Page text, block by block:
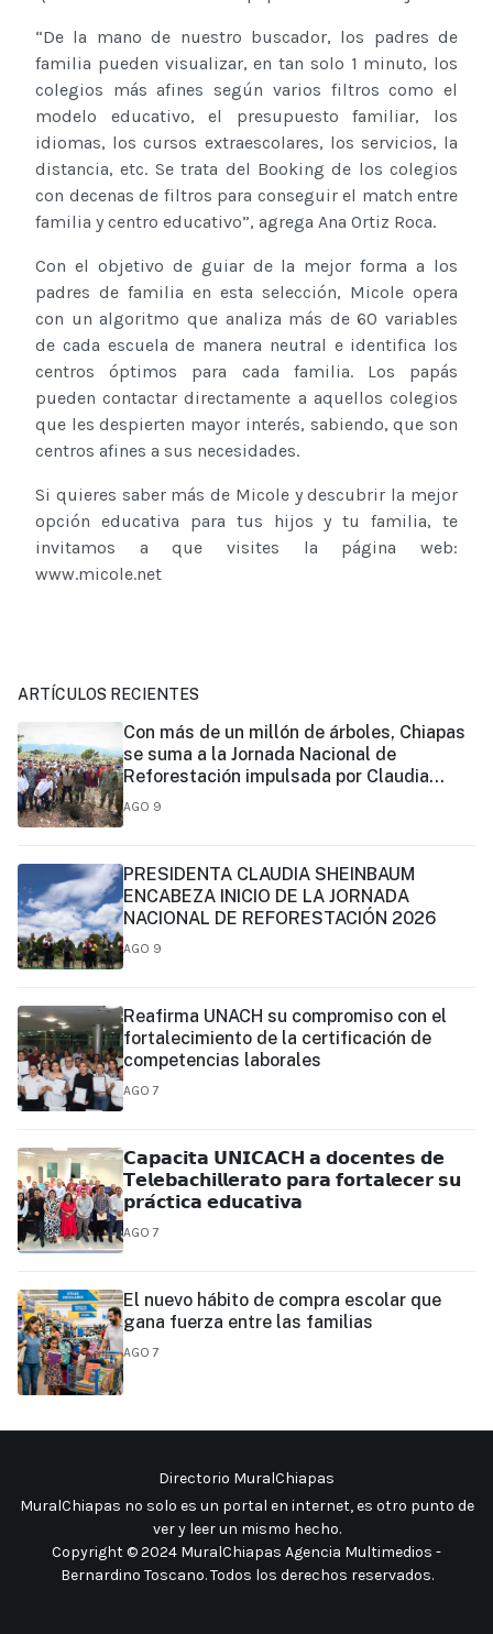
“De la mano de nuestro buscador, los padres de
familia pueden visualizar, en tan solo 1 minuto, los
colegios más afines según varios filtros como el
modelo educativo, el presupuesto familiar, los
idiomas, los cursos extraescolares, los servicios, la
distancia, etc. Se trata del Booking de los colegios
con decenas de filtros para conseguir el match entre
familia y centro educativo”, agrega Ana Ortiz Roca.
Con el objetivo de guiar de la mejor forma a los
padres de familia en esta selección, Micole opera
con un algoritmo que analiza más de 60 variables
de cada escuela de manera neutral e identifica los
centros óptimos para cada familia. Los papás
pueden contactar directamente a aquellos colegios
que les despierten mayor interés, sabiendo, que son
centros afines a sus necesidades.
Si quieres saber más de Micole y descubrir la mejor
opción educativa para tus hijos y tu familia, te
invitamos a que visites la página web:
www.micole.net
ARTÍCULOS RECIENTES
Con más de un millón de árboles, Chiapas
se suma a la Jornada Nacional de
Reforestación impulsada por Claudia
Sheinbaum
AGO 9
PRESIDENTA CLAUDIA SHEINBAUM
ENCABEZA INICIO DE LA JORNADA
NACIONAL DE REFORESTACIÓN 2026
AGO 9
Reafirma UNACH su compromiso con el
fortalecimiento de la certificación de
competencias laborales
AGO 7
𝗖𝗮𝗽𝗮𝗰𝗶𝘁𝗮 𝗨𝗡𝗜𝗖𝗔𝗖𝗛 𝗮 𝗱𝗼𝗰𝗲𝗻𝘁𝗲𝘀 𝗱𝗲
𝗧𝗲𝗹𝗲𝗯𝗮𝗰𝗵𝗶𝗹𝗹𝗲𝗿𝗮𝘁𝗼 𝗽𝗮𝗿𝗮 𝗳𝗼𝗿𝘁𝗮𝗹𝗲𝗰𝗲𝗿 𝘀𝘂
𝗽𝗿𝗮́𝗰𝘁𝗶𝗰𝗮 𝗲𝗱𝘂𝗰𝗮𝘁𝗶𝘃𝗮
AGO 7
El nuevo hábito de compra escolar que
gana fuerza entre las familias
AGO 7
Directorio MuralChiapas
MuralChiapas no solo es un portal en internet, es otro punto de
ver y leer un mismo hecho.
Copyright © 2024 MuralChiapas Agencia Multimedios -
Bernardino Toscano. Todos los derechos reservados.